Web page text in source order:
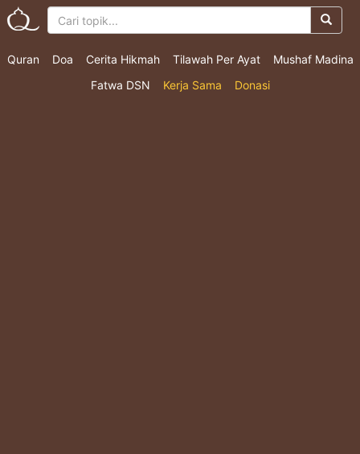
Quran Doa Cerita Hikmah Tilawah Per Ayat
Mushaf Madina
Fatwa DSN
Kerja Sama Donasi